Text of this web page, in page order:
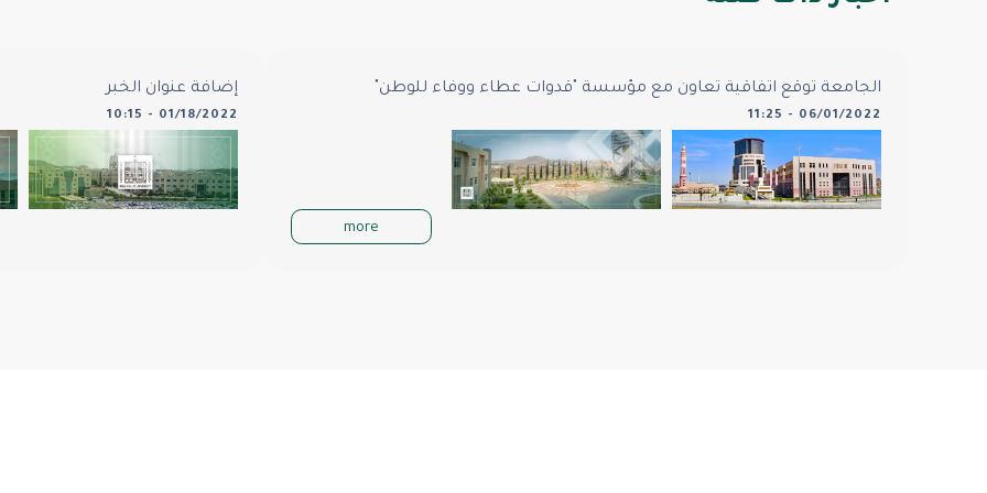
الجامعة توقع اتفاقية تعاون مع مؤسسة "قدوات عطاء ووفاء للوطن"
06/01/2022 - 11:25
more
إضافة عنوان الخبر
01/18/2022 - 10:15